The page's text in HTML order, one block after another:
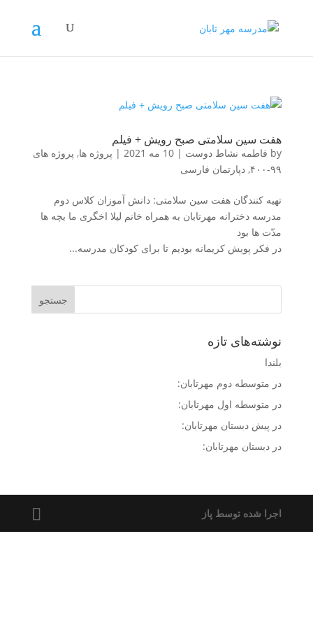
هفت سین سلامتی صبح رویش + فیلم
by فاطمه نشاط دوست | 10 مه 2021 | پروژه ها, پروژه های
۹۹-۴۰۰
, دپارتمان فارسی
تهیه کنندگان هفت سین سلامتی: دانش آموزان کلاس دوم
مدرسه دخترانه مهرتابان به همراه خانم لیلا اخگری ما بچه ها
مدّت ها بود
در فکر پویش کریمانه بودیم تا برای کودکان مدرسه...
نوشته‌های تازه
بلندا
در متوسطه دوم مهرتابان:
در متوسطه اول مهرتابان:
در پیش دبستان مهرتابان:
در دبستان مهرتابان:
اجرا شده توسط پاز